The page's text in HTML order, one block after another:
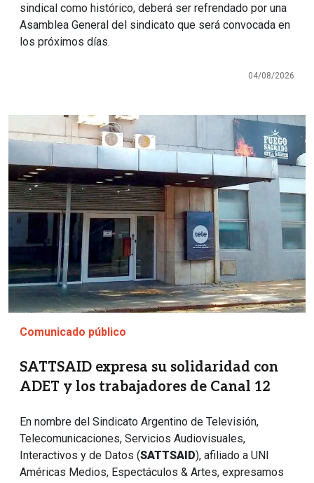
sindical como histórico, deberá ser refrendado por una
Asamblea General del sindicato que será convocada en
los próximos días.
04/08/2026
Comunicado público
SATTSAID expresa su solidaridad con
ADET y los trabajadores de Canal 12
En nombre del Sindicato Argentino de Televisión,
Telecomunicaciones, Servicios Audiovisuales,
Interactivos y de Datos (SATTSAID), afiliado a UNI
Américas Medios, Espectáculos & Artes, expresamos